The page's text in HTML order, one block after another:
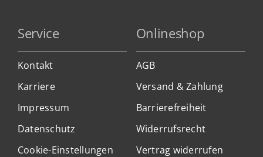
Service
Kontakt
Karriere
Impressum
Datenschutz
Cookie-Einstellungen
Onlineshop
AGB
Versand & Zahlung
Barrierefreiheit
Widerrufsrecht
Vertrag widerrufen